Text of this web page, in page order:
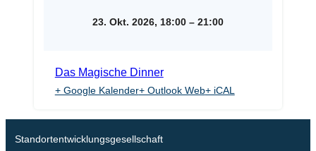
23. Okt. 2026, 18:00 – 21:00
Das Magische Dinner
+ Google Kalender+ Outlook Web+ iCAL
Standortentwicklungsgesellschaft